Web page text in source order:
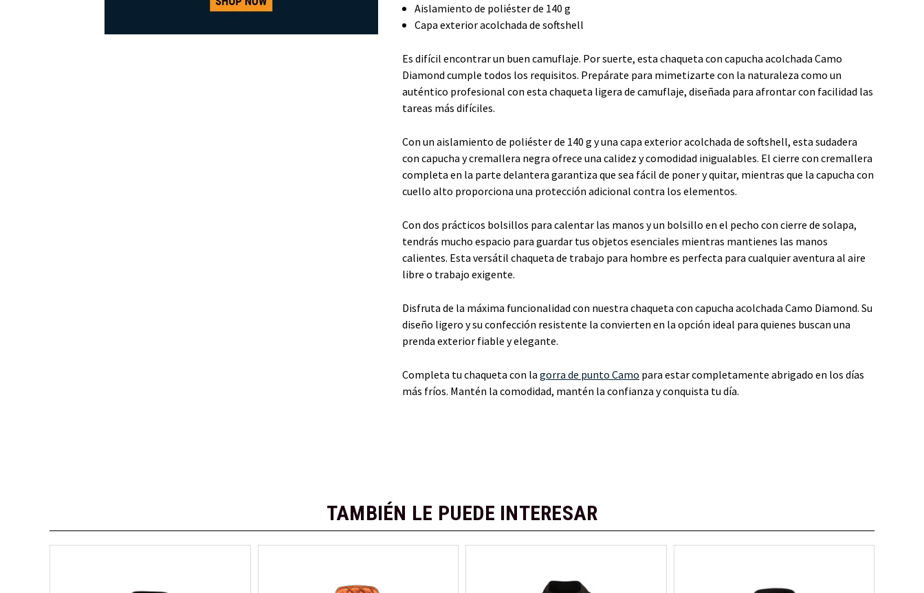
Aislamiento de poliéster de 140 g
Capa exterior acolchada de softshell
Es difícil encontrar un buen camuflaje. Por suerte, esta chaqueta con capucha acolchada Camo
Diamond cumple todos los requisitos. Prepárate para mimetizarte con la naturaleza como un
auténtico profesional con esta chaqueta ligera de camuflaje, diseñada para afrontar con facilidad las
tareas más difíciles.
Con un aislamiento de poliéster de 140 g y una capa exterior acolchada de softshell, esta sudadera
con capucha y cremallera negra ofrece una calidez y comodidad inigualables. El cierre con cremallera
completa en la parte delantera garantiza que sea fácil de poner y quitar, mientras que la capucha con
cuello alto proporciona una protección adicional contra los elementos.
Con dos prácticos bolsillos para calentar las manos y un bolsillo en el pecho con cierre de solapa,
tendrás mucho espacio para guardar tus objetos esenciales mientras mantienes las manos
calientes. Esta versátil chaqueta de trabajo para hombre es perfecta para cualquier aventura al aire
libre o trabajo exigente.
Disfruta de la máxima funcionalidad con nuestra chaqueta con capucha acolchada Camo Diamond. Su
diseño ligero y su confección resistente la convierten en la opción ideal para quienes buscan una
prenda exterior fiable y elegante.
Completa tu chaqueta con la gorra de punto Camo para estar completamente abrigado en los días
más fríos. Mantén la comodidad, mantén la confianza y conquista tu día.
TAMBIÉN LE PUEDE INTERESAR